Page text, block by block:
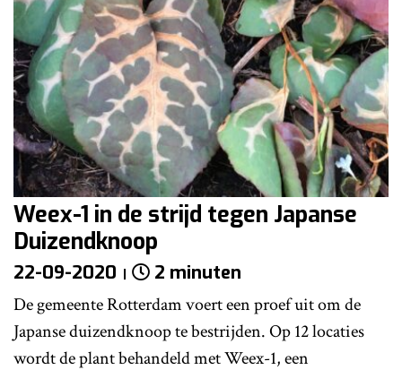
Weex-1 in de strijd tegen Japanse
Duizendknoop
22-09-2020 2 minuten
De gemeente Rotterdam voert een proef uit om de
Japanse duizendknoop te bestrijden. Op 12 locaties
wordt de plant behandeld met Weex-1, een